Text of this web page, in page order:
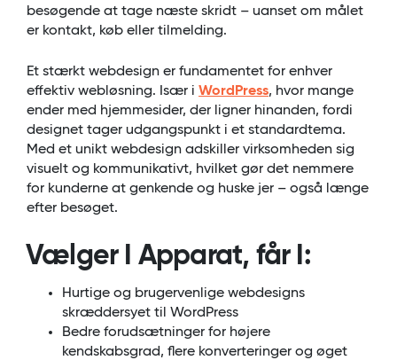
besøgende at tage næste skridt – uanset om målet
er kontakt, køb eller tilmelding.
Et stærkt webdesign er fundamentet for enhver
effektiv webløsning. Især i WordPress, hvor mange
ender med hjemmesider, der ligner hinanden, fordi
designet tager udgangspunkt i et standardtema.
Med et unikt webdesign adskiller virksomheden sig
visuelt og kommunikativt, hvilket gør det nemmere
for kunderne at genkende og huske jer – også længe
efter besøget.
Vælger I Apparat, får I:
Hurtige og brugervenlige webdesigns
skræddersyet til WordPress
Bedre forudsætninger for højere
kendskabsgrad, flere konverteringer og øget